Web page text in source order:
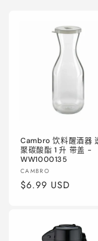
Cambro 饮料醒酒器
聚碳酸酯 1 升 带盖 -
WW1000135
厂
商：
CAMBRO
常
$6.99 USD